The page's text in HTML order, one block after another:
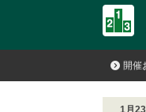
開催
1月